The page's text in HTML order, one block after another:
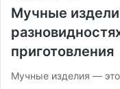
Мучные
приготовления
Мучные изделия —